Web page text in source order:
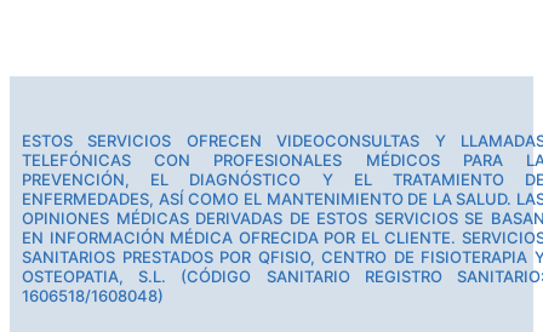
ESTOS SERVICIOS OFRECEN VIDEOCONSULTAS Y
TELEFÓNICAS CON PROFESIONALES MÉDICOS PARA
PREVENCIÓN, EL DIAGNÓSTICO Y EL TRATAMIENTO
ENFERMEDADES, ASÍ COMO EL MANTENIMIENTO DE LA SALUD.
OPINIONES MÉDICAS DERIVADAS DE ESTOS SERVICIOS SE
EN INFORMACIÓN MÉDICA OFRECIDA POR EL CLIENTE.
SANITARIOS PRESTADOS POR QFISIO, CENTRO DE FISIOTERAPIA
OSTEOPATIA, S.L. (CÓDIGO SANITARIO REGISTRO
1606518/1608048)